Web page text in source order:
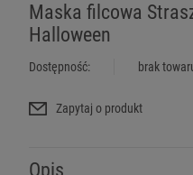
Maska filcowa
Halloween
Dostępność: brak
Zapytaj o produkt
Opis